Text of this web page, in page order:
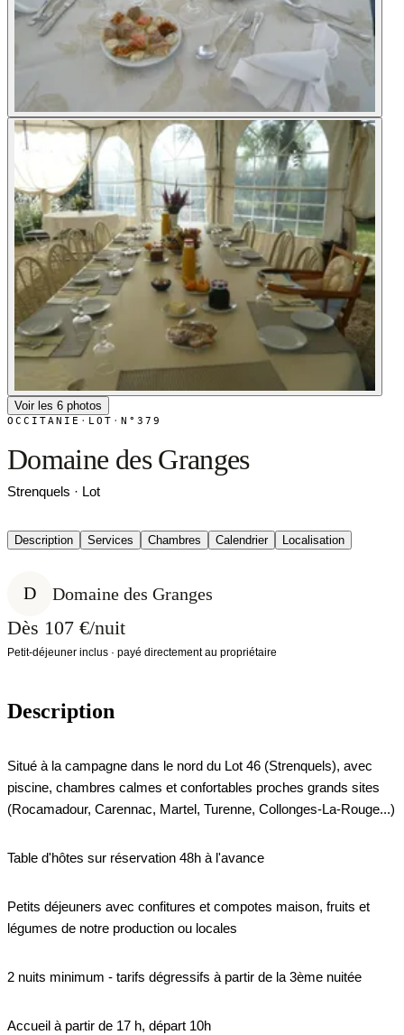
Voir les 6 photos
OCCITANIE · LOT · N°379
Domaine des Granges
Strenquels · Lot
Description Services Chambres Calendrier Localisation
D Domaine des Granges
Dès 107 €/nuit
Petit-déjeuner inclus · payé directement au propriétaire
Description
Situé à la campagne dans le nord du Lot 46 (Strenquels), avec
piscine, chambres calmes et confortables proches grands sites
(Rocamadour, Carennac, Martel, Turenne, Collonges-La-Rouge...)
Table d'hôtes sur réservation 48h à l'avance
Petits déjeuners avec confitures et compotes maison, fruits et
légumes de notre production ou locales
2 nuits minimum - tarifs dégressifs à partir de la 3ème nuitée
Accueil à partir de 17 h, départ 10h